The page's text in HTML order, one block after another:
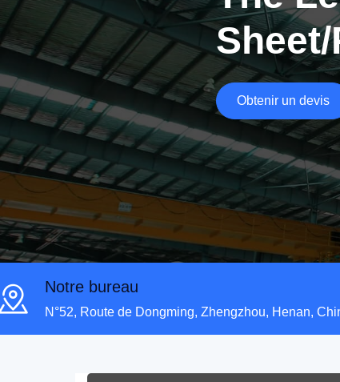
Obtenir un devis
Notre bureau
N°52, Route de Dongming, Zhengzhou, Henan,